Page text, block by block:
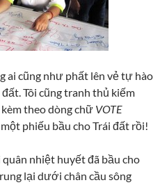
ai cũng như phất lên vẻ tự hào
Tôi cũng tranh thủ kiếm
theo dòng chữ VOTE
phiếu bầu cho Trái đất rồi!
nhiệt huyết đã bầu cho
lại dưới chân cầu sông